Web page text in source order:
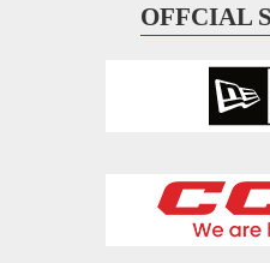
OFFCIAL